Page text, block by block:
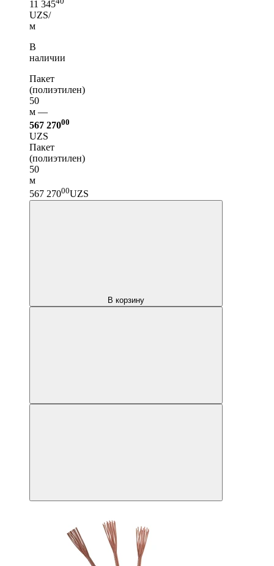
11 345
UZS/
м
В
наличии
Пакет
(полиэтилен)
50
м —
567 27000
UZS
Пакет
(полиэтилен)
50
м
567 27000UZS
В корзину